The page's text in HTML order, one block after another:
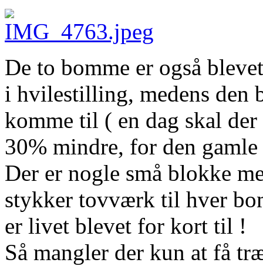
De to bomme er også
i hvilestilling, medens den
komme til ( en dag skal
30% mindre, for den
Der er nogle små blokke
stykker tovværk til hver
er livet blevet for kort til !
Så mangler der kun at få